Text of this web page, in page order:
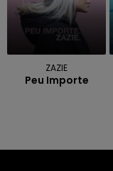
ZAZIE
Peu Importe